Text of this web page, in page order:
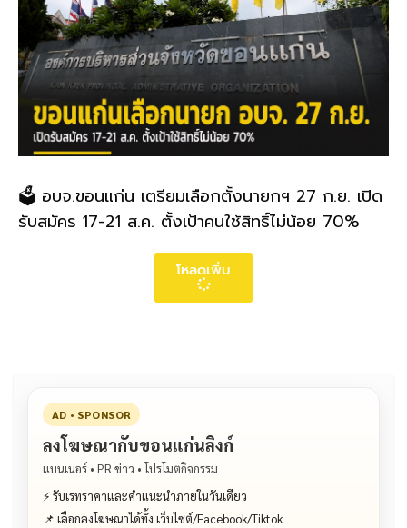
🗳️ อบจ.ขอนแก่น เตรียมเลือกตั้งนายกฯ 27 ก.ย. เปิด
รับสมัคร 17-21 ส.ค. ตั้งเป้าคนใช้สิทธิ์ไม่น้อย 70%
โหลดเพิ่ม
AD • SPONSOR
ลงโฆษณากับขอนแก่นลิงก์
แบนเนอร์ • PR ข่าว • โปรโมตกิจกรรม
⚡ รับเรทราคาและคำแนะนำภายในวันเดียว
📌 เลือกลงโฆษณาได้ทั้ง เว็บไซต์/Facebook/Tiktok